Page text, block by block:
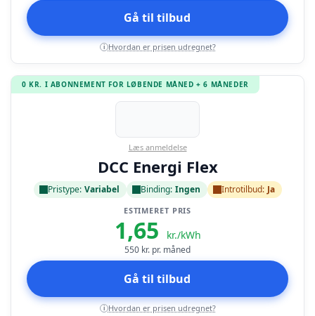
Gå til tilbud
i Hvordan er prisen udregnet?
0 KR. I ABONNEMENT FOR LØBENDE MÅNED + 6 MÅNEDER
Læs anmeldelse
DCC Energi Flex
Pristype: Variabel Binding: Ingen Introtilbud: Ja
ESTIMERET PRIS
1,65 kr./kWh
550 kr. pr. måned
Gå til tilbud
i Hvordan er prisen udregnet?